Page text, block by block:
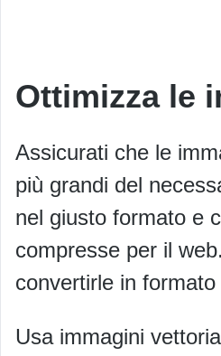
Ottimizza le
Assicurati che le
più grandi del
nel giusto formato e
compresse per il
convertirle in formato
Usa immagini